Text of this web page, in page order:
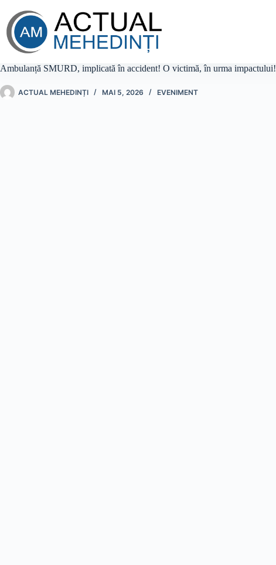
conținut
Ambulanță SMURD, implicată în accident! O victimă, în urma impactului!
ACTUAL MEHEDINȚI MAI 5, 2026 EVENIMENT